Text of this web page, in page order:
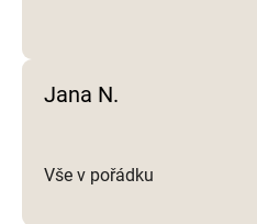
Jana N.
Vše v pořádku